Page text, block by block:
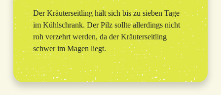
Der Kräuterseitling hält sich bis zu sieben Tage
im Kühlschrank. Der Pilz sollte allerdings nicht
roh verzehrt werden, da der Kräuterseitling
schwer im Magen liegt.